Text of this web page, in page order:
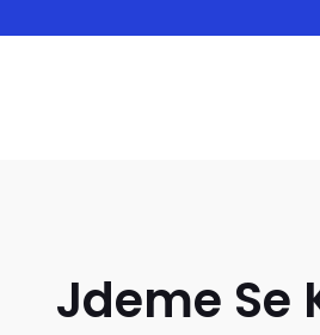
Jdeme Se